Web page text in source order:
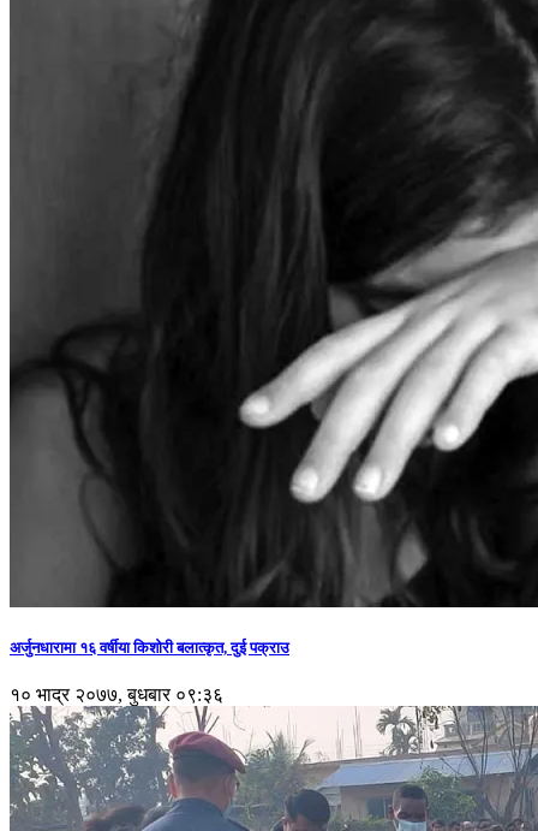
अर्जुनधारामा १६ वर्षीया किशोरी बलात्कृत, दुई पक्राउ
१० भाद्र २०७७, बुधबार ०९:३६